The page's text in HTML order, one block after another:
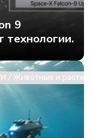
9
технологии.
/ Животные и